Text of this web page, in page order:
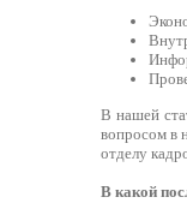
В нашей
вопросом в
отделу
В какой